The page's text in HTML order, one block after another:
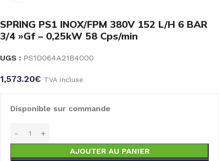
SPRING PS1 INOX/FPM 380V 152 L/H 6 BAR
3/4 »Gf – 0,25kW 58 Cps/min
UGS : PS1D064A21B4000
1,573.20€ TVA incluse
Disponible sur commande
AJOUTER AU PANIER